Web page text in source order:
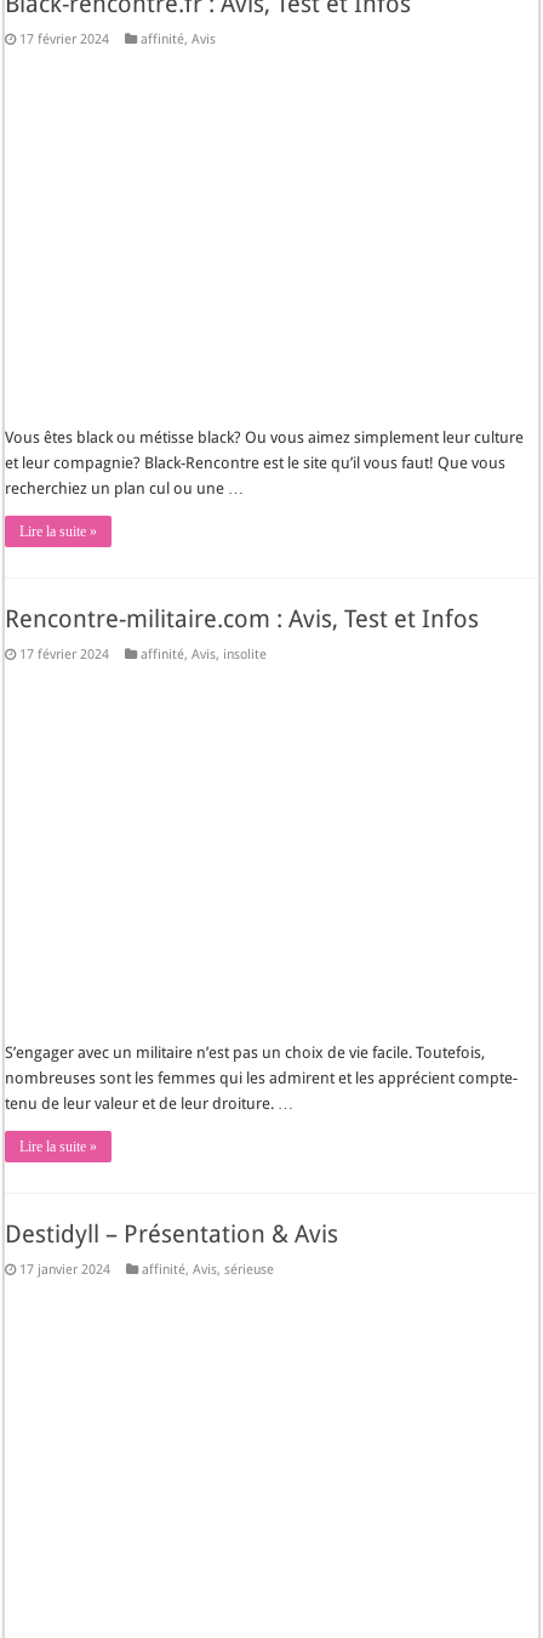
17 février 2024 affinité,Avis
Vous êtes black ou métisse black? Ou vous aimez simplement leur culture
et leur compagnie? Black-Rencontre est le site qu’il vous faut! Que vous
recherchiez un plan cul ou une …
Lire la suite »
Rencontre-militaire.com : Avis, Test et Infos
17 février 2024 affinité,Avis, insolite
S’engager avec un militaire n’est pas un choix de vie facile. Toutefois,
nombreuses sont les femmes qui les admirent et les apprécient compte-
tenu de leur valeur et de leur droiture. …
Lire la suite »
Destidyll – Présentation & Avis
17 janvier 2024 affinité,Avis,sérieuse